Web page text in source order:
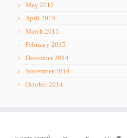
May 2015
April 2015
March 2015
February 2015
December 2014
November 2014
October 2014